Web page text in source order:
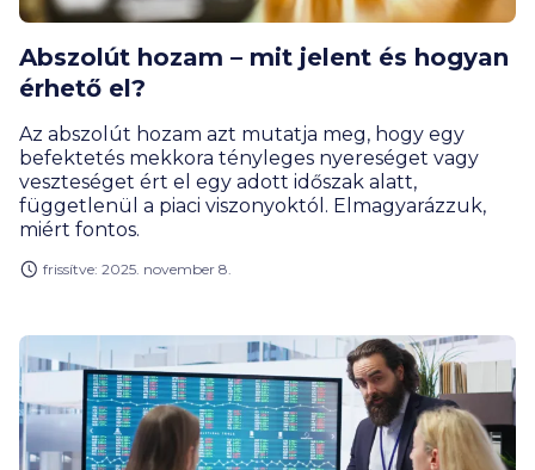
Abszolút hozam – mit jelent és hogyan
érhető el?
Az abszolút hozam azt mutatja meg, hogy egy
befektetés mekkora tényleges nyereséget vagy
veszteséget ért el egy adott időszak alatt,
függetlenül a piaci viszonyoktól. Elmagyarázzuk,
miért fontos.
frissítve: 2025. november 8.